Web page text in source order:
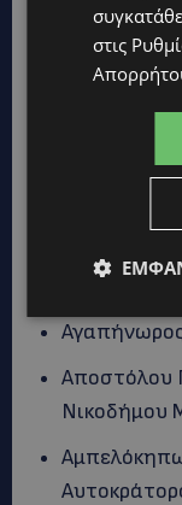
Κυκλικός
Λιβάδια
Αποστόλου
Νικοδήμου
στις